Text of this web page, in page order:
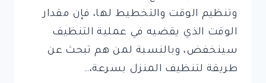
وتنظيم الوقت والتخطيط لها، فإن مقدار
الوقت الذي يقضيه في عملية التنظيف
سينخفض، وبالنسبة لمن هم تبحث عن
طريقة لتنظيف المنزل بسرعة،…